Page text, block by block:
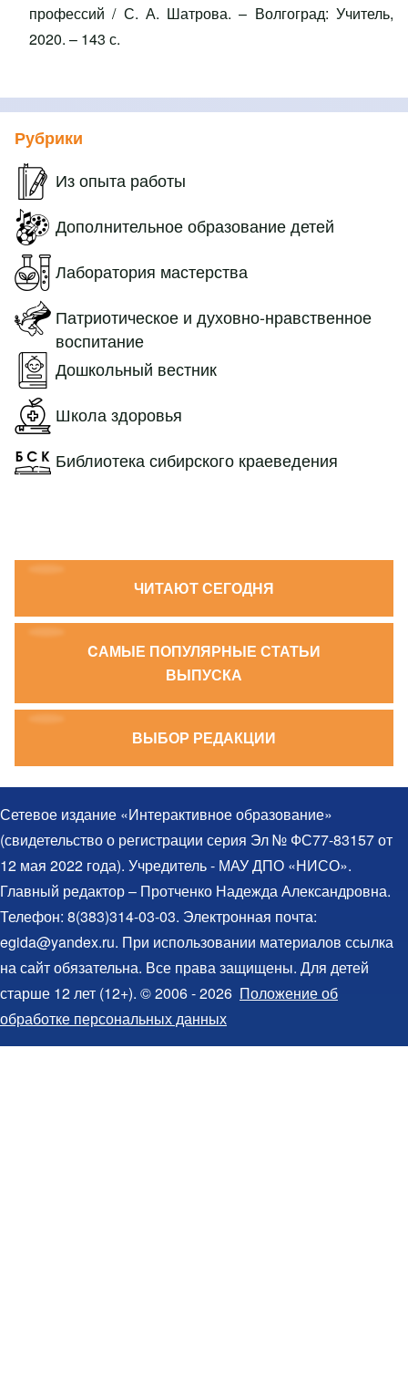
профессий / С. А. Шатрова. – Волгоград: Учитель,
2020. – 143 с.
Рубрики
Из опыта работы
Дополнительное образование детей
Лаборатория мастерства
Патриотическое и духовно-нравственное
воспитание
Дошкольный вестник
Школа здоровья
Библиотека сибирского краеведения
ЧИТАЮТ СЕГОДНЯ
CАМЫЕ ПОПУЛЯРНЫЕ СТАТЬИ
ВЫПУСКА
ВЫБОР РЕДАКЦИИ
Сетевое издание «Интерактивное образование»
(свидетельство о регистрации серия Эл № ФС77-83157 от
12 мая 2022 года). Учредитель - МАУ ДПО «НИСО».
Главный редактор – Протченко Надежда Александровна.
Телефон: 8(383)314-03-03. Электронная почта:
egida@yandex.ru. При использовании материалов ссылка
на сайт обязательна. Все права защищены. Для детей
старше 12 лет (12+). © 2006 - 2026 Положение об
обработке персональных данных